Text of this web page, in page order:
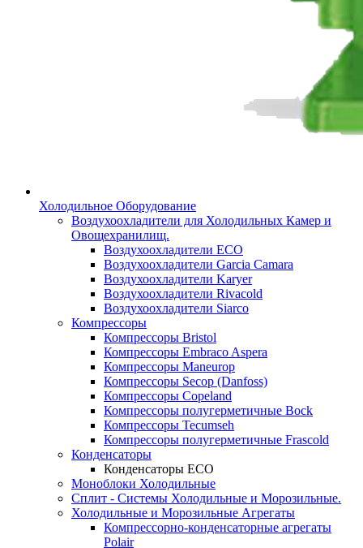
Холодильное Оборудование
Воздухоохладители для Холодильных Камер и
Овощехранилищ.
Воздухоохладители ECO
Воздухоохладители Garcia Camara
Воздухоохладители Karyer
Воздухоохладители Rivacold
Воздухоохладители Siarco
Компрессоры
Компрессоры Bristol
Компрессоры Embraco Aspera
Компрессоры Maneurop
Компрессоры Secop (Danfoss)
Компрессоры Copeland
Компрессоры полугерметичные Bock
Компрессоры Tecumseh
Компрессоры полугерметичные Frascold
Конденсаторы
Конденсаторы ECO
Моноблоки Холодильные
Сплит - Системы Холодильные и Морозильные.
Холодильные и Морозильные Агрегаты
Компрессорно-конденсаторные агрегаты
Polair